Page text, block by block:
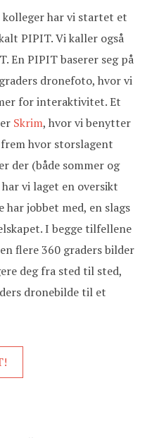
kolleger har vi startet et
PIPIT. Vi kaller også
En PIPIT baserer seg på
dronefoto, hvor vi
for interaktivitet. Et
Skrim, hvor vi benytter
hvor storslagent
der (både sommer og
har vi laget en oversikt
har jobbet med, en slags
I begge tilfellene
flere 360 graders bilder
deg fra sted til sted,
dronebilde til et